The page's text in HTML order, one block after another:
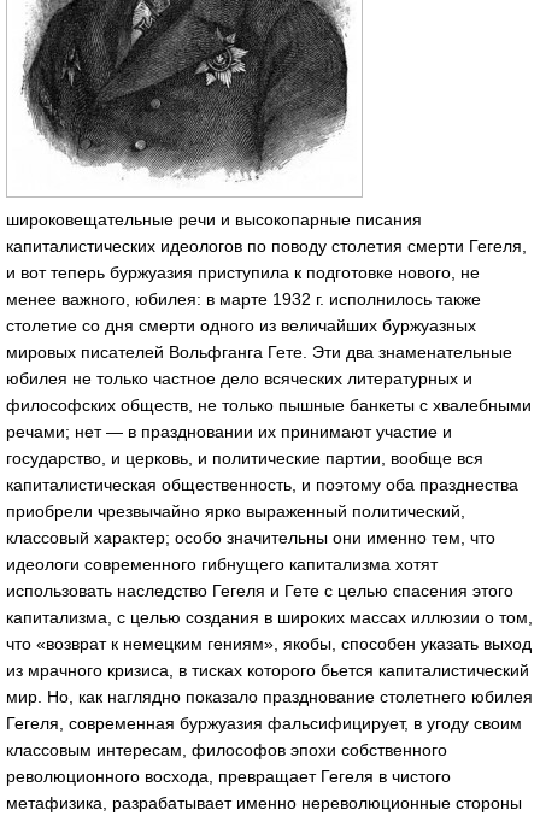
широковещательные речи и высокопарные писания
капиталистических идеологов по поводу столетия смерти Гегеля,
и вот теперь буржуазия приступила к подготовке нового, не
менее важного, юбилея: в марте 1932 г. исполнилось также
столетие со дня смерти одного из величайших буржуазных
мировых писателей Вольфганга Гете. Эти два знаменательные
юбилея не только частное дело всяческих литературных и
философских обществ, не только пышные банкеты с хвалебными
речами; нет — в праздновании их принимают участие и
государство, и церковь, и политические партии, вообще вся
капиталистическая общественность, и поэтому оба празднества
приобрели чрезвычайно ярко выраженный политический,
классовый характер; особо значительны они именно тем, что
идеологи современного гибнущего капитализма хотят
использовать наследство Гегеля и Гете с целью спасения этого
капитализма, с целью создания в широких массах иллюзии о том,
что «возврат к немецким гениям», якобы, способен указать выход
из мрачного кризиса, в тисках которого бьется капиталистический
мир. Но, как наглядно показало празднование столетнего юбилея
Гегеля, современная буржуазия фальсифицирует, в угоду своим
классовым интересам, философов эпохи собственного
революционного восхода, превращает Гегеля в чистого
метафизика, разрабатывает именно нереволюционные стороны